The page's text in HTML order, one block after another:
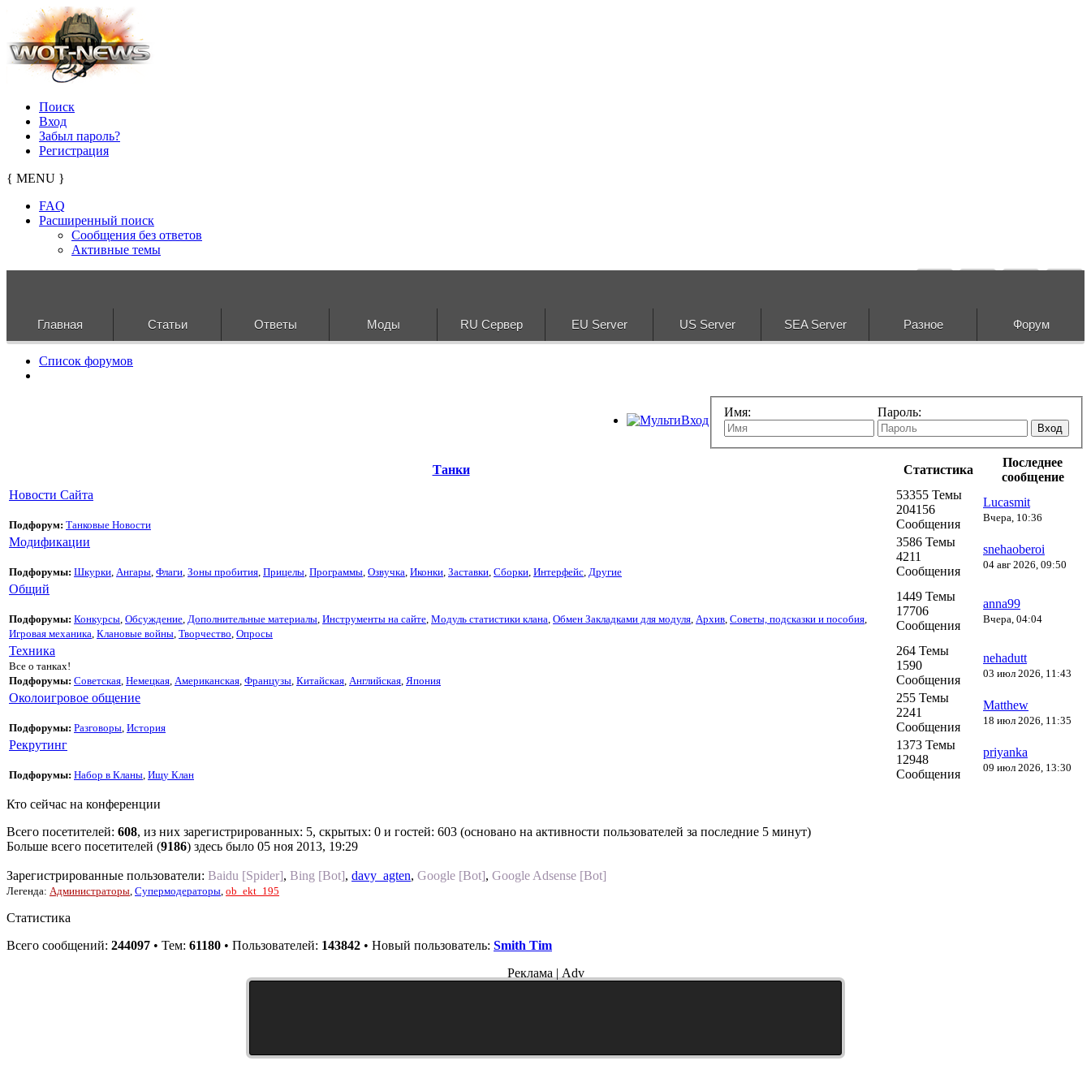
Поиск
Вход
Забыл пароль?
Регистрация
{ MENU }
FAQ
Расширенный поиск
Сообщения без ответов
Активные темы
Главная Статьи Ответы Моды RU Сервер EU Server US Server SEA Server Разное Форум
Список форумов
Имя: Пароль:
Вход
Танки Статистика
Последнее
сообщение
Новости Сайта
Подфорум: Танковые Новости
53355 Темы
204156
Сообщения
Lucasmit
Вчера, 10:36
Модификации
Подфорумы: Шкурки Ангары Флаги Зоны пробития Прицелы Программы Озвучка Иконки Заставки Сборки Интерфейс Другие
3586 Темы
4211
Сообщения
snehaoberoi
04 авг 2026, 09:50
Общий
Подфорумы: Конкурсы Обсуждение Дополнительные материалы Инструменты на сайте Модуль статистики клана Обмен Закладками для модуля Архив Советы, подсказки и пособия
Игровая механика Клановые войны Творчество Опросы
1449 Темы
17706
Сообщения
anna99
Вчера, 04:04
Техника
Все о танках!
Подфорумы: Советская Немецкая Американская Французы Китайская Английская Япония
264 Темы
1590
Сообщения
nehadutt
03 июл 2026, 11:43
Околоигровое общение
Подфорумы: Разговоры История
255 Темы
2241
Сообщения
Matthew
18 июл 2026, 11:35
Рекрутинг
Подфорумы: Набор в Кланы Ищу Клан
1373 Темы
12948
Сообщения
priyanka
09 июл 2026, 13:30
Кто сейчас на конференции
Всего посетителей: 608, из них зарегистрированных: 5, скрытых: 0 и гостей: 603 (основано на активности пользователей за последние 5 минут)
Больше всего посетителей (9186) здесь было 05 ноя 2013, 19:29
Зарегистрированные пользователи: Baidu [Spider], Bing [Bot], davy_agten, Google [Bot], Google Adsense [Bot]
Легенда: Администраторы Супермодераторы ob_ekt_195
Статистика
Всего сообщений: 244097 • Тем: 61180 • Пользователей: 143842 • Новый пользователь: Smith Tim
Реклама | Adv